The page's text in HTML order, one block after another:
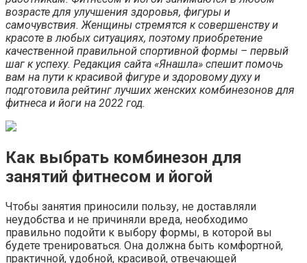
возрасте для улучшения здоровья, фигуры и
самочувствия. Женщины стремятся к совершенству и
красоте в любых ситуациях, поэтому приобретение
качественной правильной спортивной формы – первый
шаг к успеху. Редакция сайта «Янашла» спешит помочь
вам на пути к красивой фигуре и здоровому духу и
подготовила рейтинг лучших женских комбинезонов для
фитнеса и йоги на 2022 год.
Как выбрать комбинезон для
занятий фитнесом и йогой
Чтобы занятия приносили пользу, не доставляли
неудобства и не причиняли вреда, необходимо
правильно подойти к выбору формы, в которой вы
будете тренироваться. Она должна быть комфортной,
практичной, удобной, красивой, отвечающей